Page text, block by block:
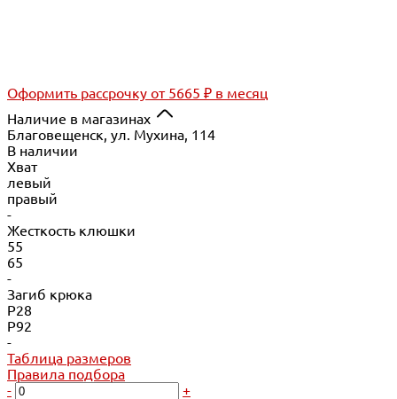
Оформить рассрочку от 5665 ₽ в месяц
Наличие в магазинах
Благовещенск, ул. Мухина, 114
В наличии
Хват
левый
правый
-
Жесткость клюшки
55
65
-
Загиб крюка
P28
P92
-
Таблица размеров
Правила подбора
-
+